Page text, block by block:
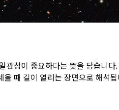
성이 중요하다는 뜻을 담습니
때 길이 열리는 장면으로 해석